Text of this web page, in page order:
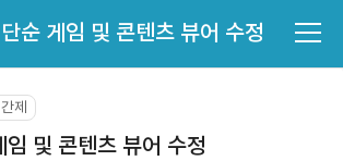
순 게임 및 콘텐츠 뷰어 수정
제
및 콘텐츠 뷰어 수정